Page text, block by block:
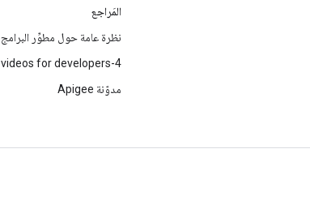
المَراجع
نظرة عامة حول مطوِّر البرامج
4-minute videos for developers
مدوّنة Apigee